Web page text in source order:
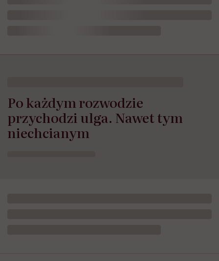
Po każdym rozwodzie
przychodzi ulga. Nawet tym
niechcianym